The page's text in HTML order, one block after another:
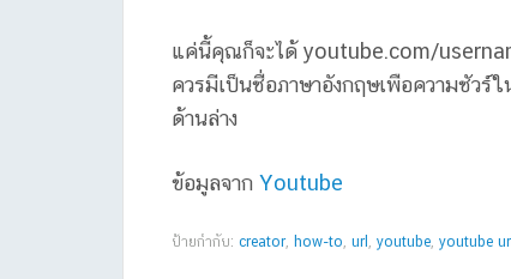
แค่นี้คุณก็จะได้ youtube.com/
ควรมีเป็นชื่อภาษาอังกฤษเพือความชัวร์
ด้านล่าง
ข้อมูลจาก Youtube
ป้ายกำกับ: creator, how-to, url , youtube, youtube url